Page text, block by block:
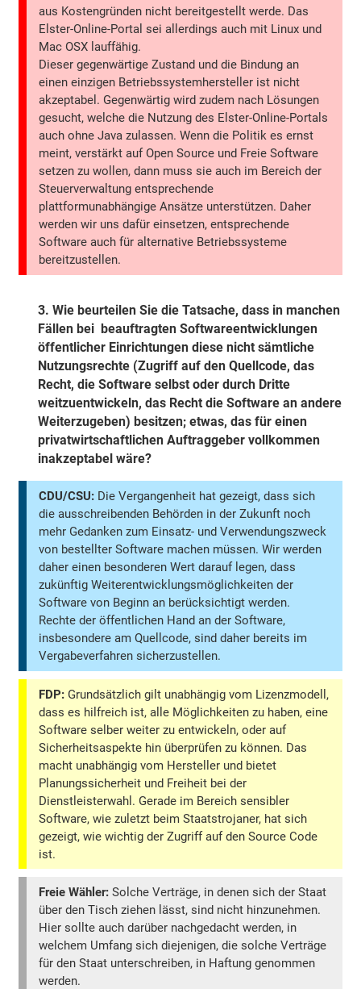
aus Kostengründen nicht bereitgestellt werde. Das
Elster-Online-Portal sei allerdings auch mit Linux und
Mac OSX lauffähig.
Dieser gegenwärtige Zustand und die Bindung an
einen einzigen Betriebssystemhersteller ist nicht
akzeptabel. Gegenwärtig wird zudem nach Lösungen
gesucht, welche die Nutzung des Elster-Online-Portals
auch ohne Java zulassen. Wenn die Politik es ernst
meint, verstärkt auf Open Source und Freie Software
setzen zu wollen, dann muss sie auch im Bereich der
Steuerverwaltung entsprechende
plattformunabhängige Ansätze unterstützen. Daher
werden wir uns dafür einsetzen, entsprechende
Software auch für alternative Betriebssysteme
bereitzustellen.
3.Wie beurteilen Sie die Tatsache, dass in manchen
Fällen bei beauftragten Softwareentwicklungen
öffentlicher Einrichtungen diese nicht sämtliche
Nutzungsrechte (Zugriff auf den Quellcode, das
Recht, die Software selbst oder durch Dritte
weitzuentwickeln, das Recht die Software an andere
Weiterzugeben) besitzen; etwas, das für einen
privatwirtschaftlichen Auftraggeber vollkommen
inakzeptabel wäre?
CDU/CSU: Die Vergangenheit hat gezeigt, dass sich
die ausschreibenden Behörden in der Zukunft noch
mehr Gedanken zum Einsatz- und Verwendungszweck
von bestellter Software machen müssen. Wir werden
daher einen besonderen Wert darauf legen, dass
zukünftig Weiterentwicklungsmöglichkeiten der
Software von Beginn an berücksichtigt werden.
Rechte der öffentlichen Hand an der Software,
insbesondere am Quellcode, sind daher bereits im
Vergabeverfahren sicherzustellen.
FDP: Grundsätzlich gilt unabhängig vom Lizenzmodell,
dass es hilfreich ist, alle Möglichkeiten zu haben, eine
Software selber weiter zu entwickeln, oder auf
Sicherheitsaspekte hin überprüfen zu können. Das
macht unabhängig vom Hersteller und bietet
Planungssicherheit und Freiheit bei der
Dienstleisterwahl. Gerade im Bereich sensibler
Software, wie zuletzt beim Staatstrojaner, hat sich
gezeigt, wie wichtig der Zugriff auf den Source Code
ist.
Freie Wähler: Solche Verträge, in denen sich der Staat
über den Tisch ziehen lässt, sind nicht hinzunehmen.
Hier sollte auch darüber nachgedacht werden, in
welchem Umfang sich diejenigen, die solche Verträge
für den Staat unterschreiben, in Haftung genommen
werden.